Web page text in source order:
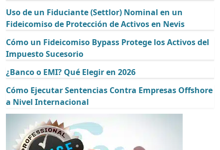
Uso de un Fiduciante (Settlor) Nominal en un
Fideicomiso de Protección de Activos en Nevis
Cómo un Fideicomiso Bypass Protege los Activos del
Impuesto Sucesorio
¿Banco o EMI? Qué Elegir en 2026
Cómo Ejecutar Sentencias Contra Empresas Offshore
a Nivel Internacional